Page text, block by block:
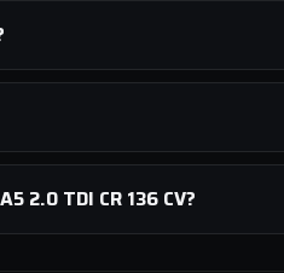
2.0 TDI CR 136 CV?